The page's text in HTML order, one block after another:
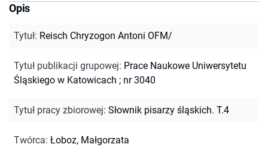
Opis
Tytuł: Reisch Chryzogon Antoni OFM/
Tytuł publikacji grupowej: Prace Naukowe Uniwersytetu
Śląskiego w Katowicach ; nr 3040
Tytuł pracy zbiorowej: Słownik pisarzy śląskich. T.4
Twórca: Łoboz, Małgorzata